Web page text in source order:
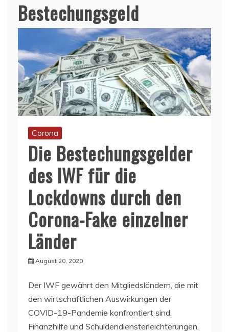
Bestechungsgeld
Corona
Die Bestechungsgelder
des IWF für die
Lockdowns durch den
Corona-Fake einzelner
Länder
August 20, 2020
Der IWF gewährt den Mitgliedsländern, die mit
den wirtschaftlichen Auswirkungen der
COVID-19-Pandemie konfrontiert sind,
Finanzhilfe und Schuldendiensterleichterungen.